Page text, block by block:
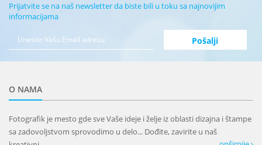
Prijatvite se na naš newsletter da biste bili u toku sa najnovijim
informacijama
O NAMA
Fotografik je mesto gde sve Vaše ideje i želje iz oblasti dizajna i štampe
sa zadovoljstvom sprovodimo u delo... Dođite, zavirite u naš